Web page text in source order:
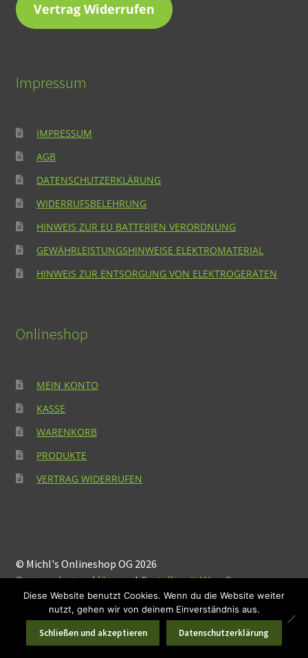
Vertrag Widerrufen
Impressum
IMPRESSUM
AGB
DATENSCHUTZERKLÄRUNG
WIDERRUFSBELEHRUNG
HINWEIS ZUR EU BATTERIEN VERORDNUNG
GEWÄHRLEISTUNGSHINWEISE ELEKTROMATERIAL
HINWEIS ZUR ENTSORGUNG VON ELEKTROGERÄTEN
Onlineshop
MEIN KONTO
KASSE
WARENKORB
PRODUKTE
VERTRAG WIDERRUFEN
© Michl's Onlineshop OG 2026
Datenschutzerklärung Erstellt mit WooCommerce.
Suchen
Suchen
0
Diese Website benutzt Cookies. Wenn du die Website weiter
nutzt, gehen wir von deinem Einverständnis aus.
Schließen und akzeptieren Datenschutzerklärung